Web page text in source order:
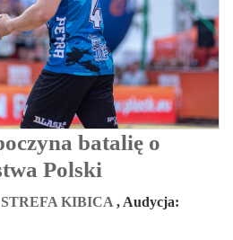
batalię o
Polski
STREFA KIBICA , Audycja: